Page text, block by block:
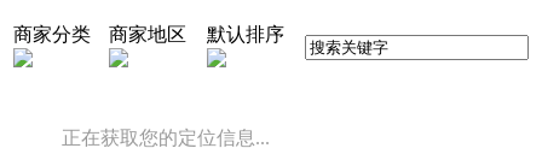
商家分类 商家地区 默认排序
正在获取您的定位信息...